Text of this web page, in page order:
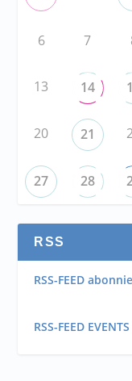
6 7
13 14
20 21
27 28
RSS
RSS-FEED
RSS-FEED